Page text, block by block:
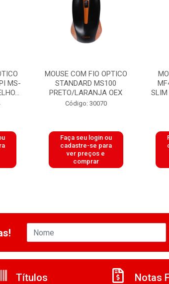
MS-
MOUSE COM FIO OPTICO
STANDARD MS100
PRETO/LARANJA OEX
Código: 30070
Faça seu login ou
cadastre-se para
ver preços e
comprar
SLIM
Títulos Notas